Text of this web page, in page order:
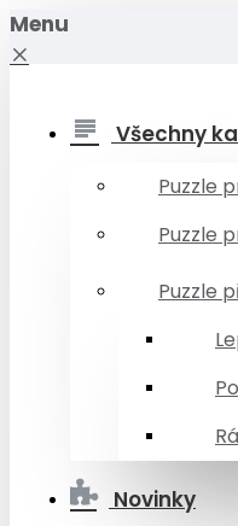
Menu
Všechny
Puzzle
Puzzle
Puzzle
Novinky